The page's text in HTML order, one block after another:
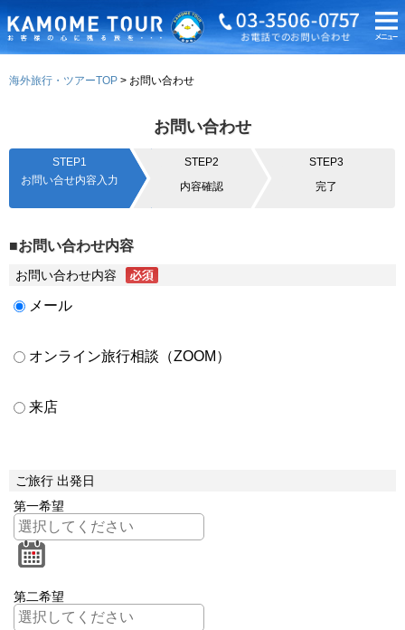
海外旅行・ツアーTOP お問い合わせ
お問い合わせ
STEP1
お問い合せ内容入力
STEP2
内容確認
STEP3
完了
■お問い合わせ内容
お問い合わせ内容
メール
オンライン旅行相談（ZOOM）
来店
ご旅行 出発日
第一希望
第二希望